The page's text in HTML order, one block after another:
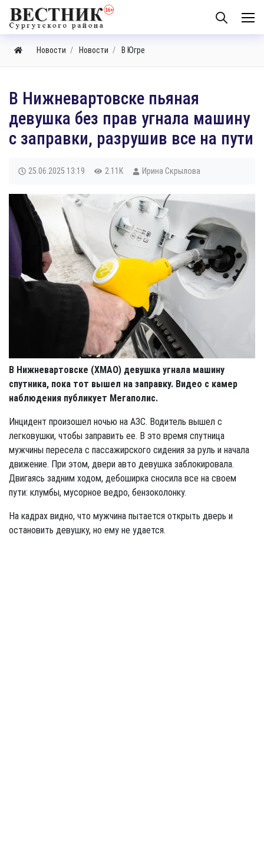
Новости Новости В Югре
​В Нижневартовске пьяная
девушка без прав угнала машину
с заправки, разрушив все на пути
25.06.2025 13:19 2.11K Ирина Скрылова
В Нижневартовске (ХМАО) девушка угнала машину
спутника, пока тот вышел на заправку. Видео с камер
наблюдения публикует Мегаполис.
Инцидент произошел ночью на АЗС. Водитель вышел с
легковушки, чтобы заправить ее. В это время спутница
мужчины пересела с пассажирского сидения за руль и начала
движение. При этом, двери авто девушка заблокировала.
Двигаясь задним ходом, дебоширка сносила все на своем
пути: клумбы, мусорное ведро, бензоколонку.
На кадрах видно, что мужчина пытается открыть дверь и
остановить девушку, но ему не удается.